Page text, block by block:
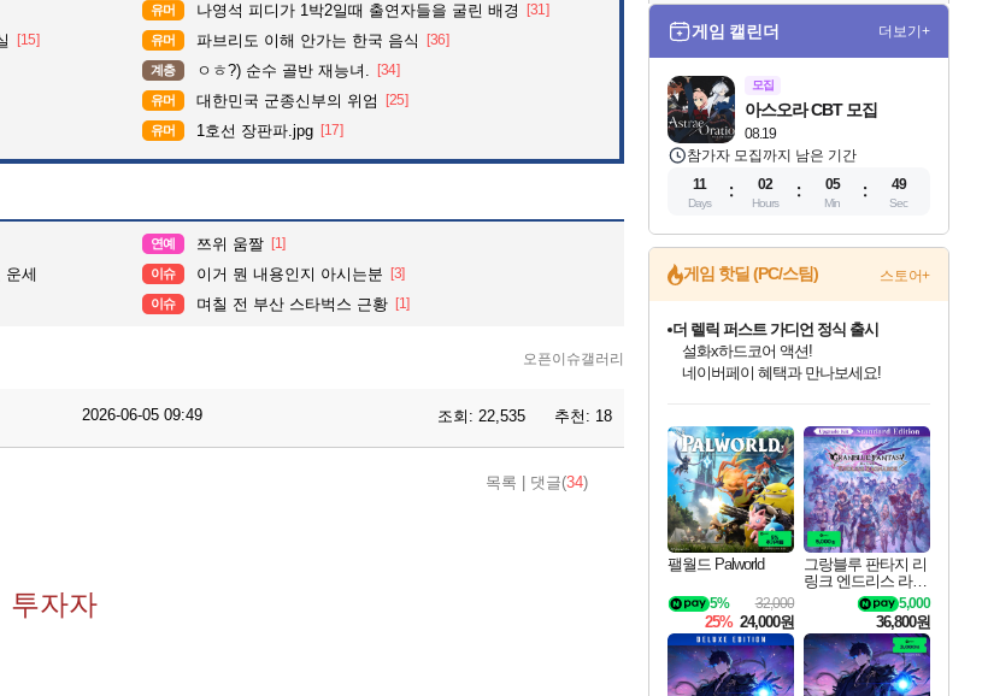
유머 나영석 피디가 1박2일때 출연자들을 굴린 배경 [31]
[15] 유머 파브리도 이해 안가는 한국 음식 [36]
계층 ㅇㅎ?) 순수 골반 재능녀. [34]
유머 대한민국 군종신부의 위엄 [25]
유머 1호선 장판파.jpg [17]
연예 쯔위 움짤 [1]
운세 이슈 이거 뭔 내용인지 아시는분 [3]
이슈 며칠 전 부산 스타벅스 근황 [1]
오픈이슈갤러리
2026-06-05 09:49 조회: 22,535 추천: 18
목록 댓글(34)
투자자
게임 캘린더 더보기+
모집
08.19
아스오라 CBT 모집
참가자 모집까지 남은 기간
11
Days
02
Hours
05
Min
48
Sec
게임 핫딜 (PC/스팀) 스토어+
최대 90% 할인가를 만나보세요!
네이버혜택과 함께 만나보세요!
50%할인&추가 적립까지!
네이버 포인트 혜택까지!
이니&베니 혜택까지!
네이버 혜택가와 함께 예약하세요!
할인&네이버혜택으로 만나보세요!
더 렐릭 퍼스트 가디언 정식 출시
설화x하드코어 액션!
네이버페이 혜택과 만나보세요!
40주년 프로모션으로 만나보세요!
할인가에 만나보세요!
일부 에디션 상시 할인!
혜택으로 예약 판매 중
편안하게 충전하세요
팰월드 Palworld
32,000
5%
25% 24,000원
그랑블루 판타지 리
링크 엔드리스 라그
나로크 업그레이드
킷 Granblue Fantasy
Relink Endless Ragn
arok Upgrade Kit DL
C
5,000
36,800원